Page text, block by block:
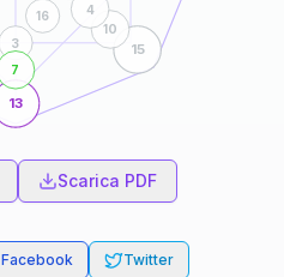
13
15
3
16
7
10
4
Scarica PDF
Facebook Twitter